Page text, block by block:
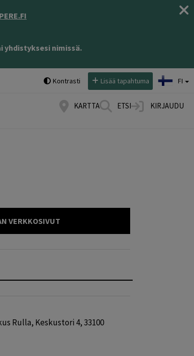
yhdistyksesi nimissä.
Kontrasti Lisää tapahtuma FI
KARTTA ETSI KIRJAUDU
VERKKOSIVUT
Rulla, Keskustori 4, 33100